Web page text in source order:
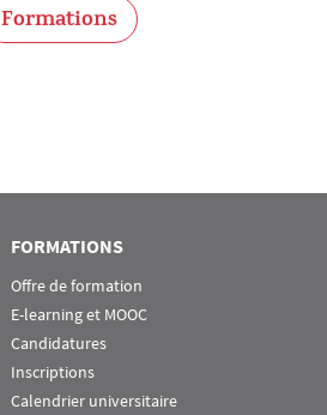
Formations
FORMATIONS
Offre de formation
E-learning et MOOC
Candidatures
Inscriptions
Calendrier universitaire